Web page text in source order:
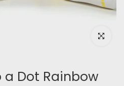
Haz clic
a Dot Rainbow